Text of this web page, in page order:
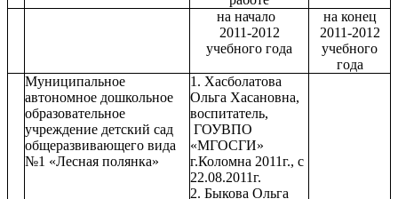
на начало
2011-2012
учебного года
на конец
2011-2012
учебного
года
Муниципальное
автономное дошкольное
образовательное
учреждение детский сад
общеразвивающего вида
№1 «Лесная полянка»
1. Хасболатова
Ольга Хасановна,
воспитатель,
ГОУВПО
«МГОСГИ»
г.Коломна 2011г., с
22.08.2011г.
2. Быкова Ольга